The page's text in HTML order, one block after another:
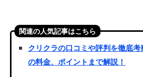
関連の人気記事はこちら
クリクラの口コミや評判を徹底
の料金、ポイントまで解説！